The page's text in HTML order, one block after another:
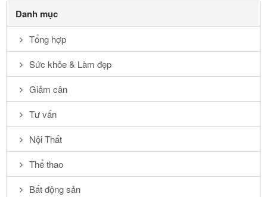
Danh mục
Tổng hợp
Sức khỏe & Làm đẹp
Giảm cân
Tư vấn
Nội Thất
Thể thao
Bất động sản